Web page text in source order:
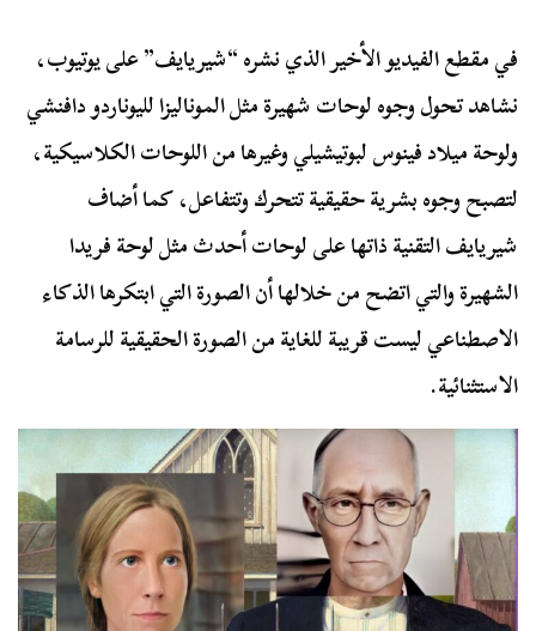
في مقطع الفيديو الأخير الذي نشره “شيريايف” على يوتيوب،
نشاهد تحول وجوه لوحات شهيرة مثل الموناليزا لليوناردو دافنشي
ولوحة ميلاد فينوس لبوتيشيلي وغيرها من اللوحات الكلاسيكية،
لتصبح وجوه بشرية حقيقية تتحرك وتتفاعل، كما أضاف
شيريايف التقنية ذاتها على لوحات أحدث مثل لوحة فريدا
الشهيرة والتي اتضح من خلالها أن الصورة التي ابتكرها الذكاء
الاصطناعي ليست قريبة للغاية من الصورة الحقيقية للرسامة
الاستثنائية.